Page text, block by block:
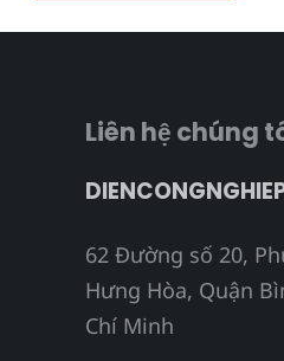
Liên hệ chúng
62 Đường số 20,
Hưng Hòa, Quận
Chí Minh